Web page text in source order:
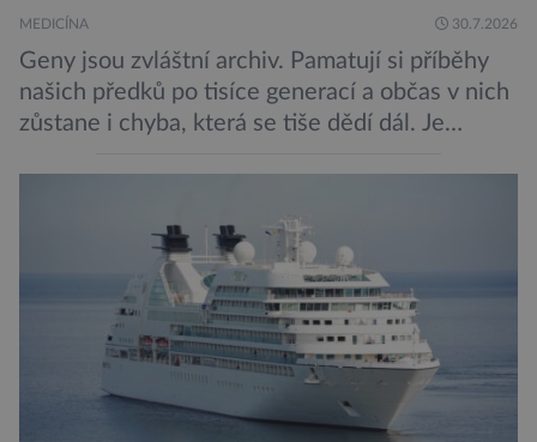
MEDICÍNA 30.7.2026
Geny jsou zvláštní archiv. Pamatují si příběhy
našich předků po tisíce generací a občas v nich
zůstane i chyba, která se tiše dědí dál. Je
jednou rozhodnout o zdraví jeho dítěte. Právě
to je případ řady dědičných onemocnění,
například cystické fibrózy, […]